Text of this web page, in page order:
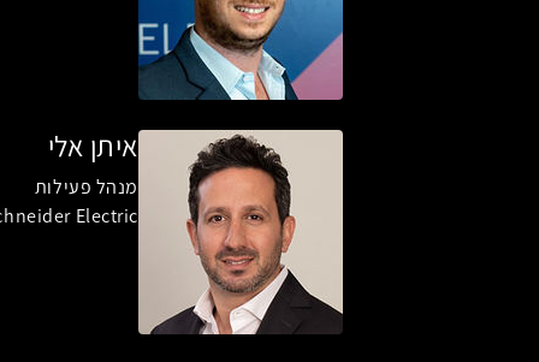
איתן אלי
מנהל פעילות
Electric